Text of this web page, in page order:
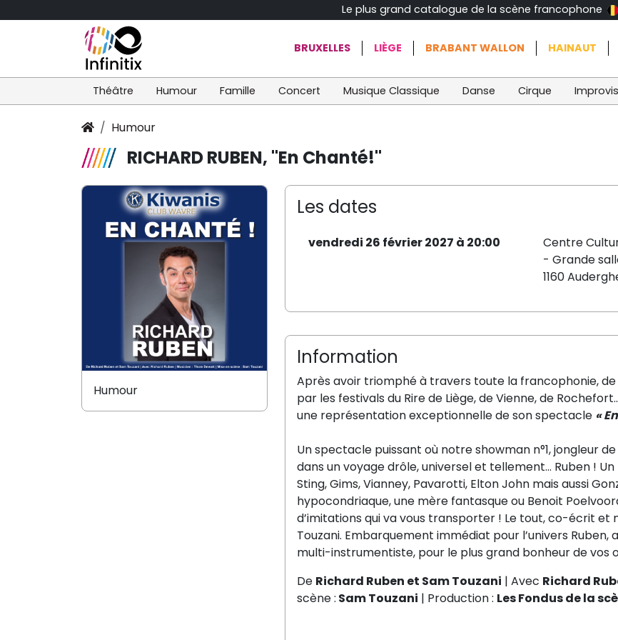
Le plus grand catalogue de la scène francophone
BRUXELLES LIÈGE BRABANT WALLON HAINAUT
Théâtre Humour Famille Concert Musique Classique Danse Cirque
Humour
RICHARD RUBEN, "En Chanté!"
Les dates
vendredi 26 février 2027 à 20:00
Centre
- Grande
1160
Information
Après avoir triomphé à travers toute la francophonie,
par les festivals du Rire de Liège, de Vienne, de
une représentation exceptionnelle de son spectacle «
Un spectacle puissant où notre showman n°1, jongleur
dans un voyage drôle, universel et tellement… Ruben !
Sting, Gims, Vianney, Pavarotti, Elton John mais aussi
hypocondriaque, une mère fantasque ou Benoit
d’imitations qui va vous transporter ! Le tout, co-écrit et
Touzani. Embarquement immédiat pour l’univers
multi-instrumentiste, pour le plus grand bonheur de vos
De Richard Ruben et Sam Touzani | Avec Richard
scène : Sam Touzani | Production : Les Fondus de la
Humour